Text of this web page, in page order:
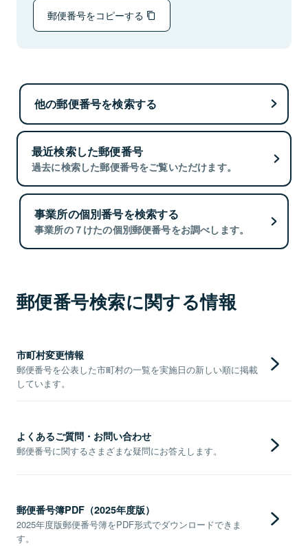
郵便番号をコピーする
他の郵便番号を検索する
最近検索した郵便番号
過去に検索した郵便番号をご覧いただけます。
事業所の個別番号を検索する
事業所の７けたの個別郵便番号をお調べします。
郵便番号検索に関する情報
市町村変更情報
郵便番号を公表した市町村の一覧を実施日の新しい順に掲載
しています。
よくあるご質問・お問い合わせ
郵便番号に関するさまざまな疑問にお答えします。
郵便番号簿PDF（2025年度版）
2025年度版郵便番号簿をPDF形式でダウンロードできま
す。